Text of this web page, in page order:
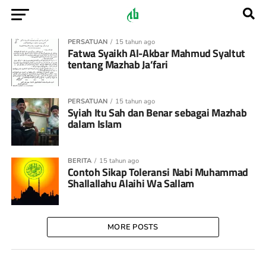
PERSATUAN 15 tahun ago
Fatwa Syaikh Al-Akbar Mahmud Syaltut
tentang Mazhab Ja’fari
PERSATUAN 15 tahun ago
Syiah Itu Sah dan Benar sebagai Mazhab
dalam Islam
BERITA 15 tahun ago
Contoh Sikap Toleransi Nabi Muhammad
Shallallahu Alaihi Wa Sallam
MORE POSTS